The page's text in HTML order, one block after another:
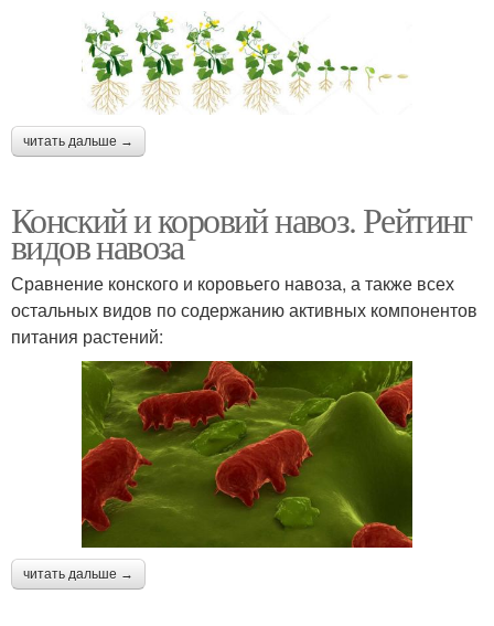
читать дальше →
Конский и коровий навоз. Рейтинг
видов навоза
Сравнение конского и коровьего навоза, а также всех
остальных видов по содержанию активных компонентов
питания растений:
читать дальше →